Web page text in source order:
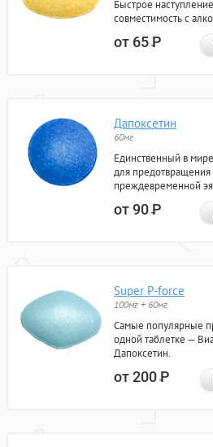
Быстрое
совместимость с
от 65Р
Дапоксетин
60мг
Единственный в
для предотвращения
преждевременной
от 90Р
Super P-force
100мг + 60мг
Самые популярные
одной таблетке —
Дапоксетин.
от 200Р